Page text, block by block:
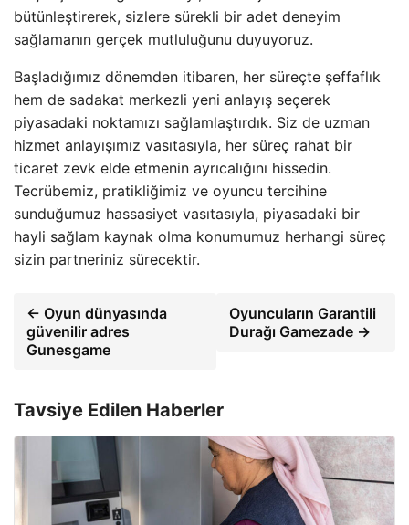
bütünleştirerek, sizlere sürekli bir adet deneyim
sağlamanın gerçek mutluluğunu duyuyoruz.
Başladığımız dönemden itibaren, her süreçte şeffaflık
hem de sadakat merkezli yeni anlayış seçerek
piyasadaki noktamızı sağlamlaştırdık. Siz de uzman
hizmet anlayışımız vasıtasıyla, her süreç rahat bir
ticaret zevk elde etmenin ayrıcalığını hissedin.
Tecrübemiz, pratikliğimiz ve oyuncu tercihine
sunduğumuz hassasiyet vasıtasıyla, piyasadaki bir
hayli sağlam kaynak olma konumumuz herhangi süreç
sizin partneriniz sürecektir.
← Oyun dünyasında
güvenilir adres
Gunesgame
Oyuncuların Garantili
Durağı Gamezade →
Tavsiye Edilen Haberler